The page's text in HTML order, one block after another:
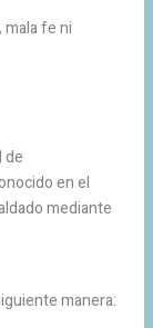
fe ni
de
en el
mediante
manera: